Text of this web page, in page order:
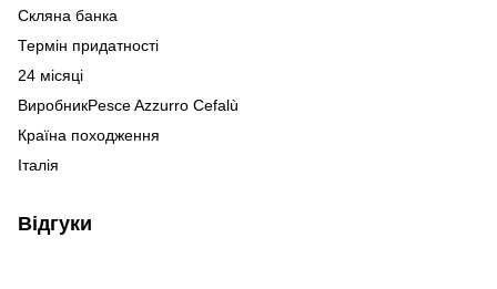
Скляна банка
Термін придатності
24 місяці
ВиробникPesce Azzurro Cefalù
Країна походження
Італія
Відгуки